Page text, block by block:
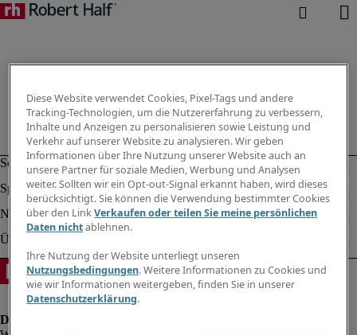
Diese Website verwendet Cookies, Pixel-Tags und andere
Tracking-Technologien, um die Nutzererfahrung zu verbessern,
Inhalte und Anzeigen zu personalisieren sowie Leistung und
Verkehr auf unserer Website zu analysieren. Wir geben
Informationen über Ihre Nutzung unserer Website auch an
unsere Partner für soziale Medien, Werbung und Analysen
weiter. Sollten wir ein Opt-out-Signal erkannt haben, wird dieses
berücksichtigt. Sie können die Verwendung bestimmter Cookies
über den LinkVerkaufen oder teilen Sie meine persönlichen
Daten nichtablehnen.
Ihre Nutzung der Website unterliegt unseren
Nutzungsbedingungen. Weitere Informationen zu Cookies und
wie wir Informationen weitergeben, finden Sie in unserer
Datenschutzerklärung.